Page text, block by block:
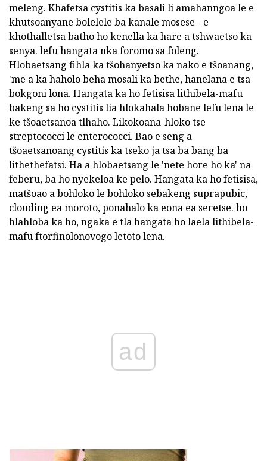
meleng. Khafetsa cystitis ka basali li amahanngoa le e
khutsoanyane bolelele ba kanale mosese - e
khothalletsa batho ho kenella ka hare a tshwaetso ka
senya. lefu hangata nka foromo sa foleng.
Hlobaetsang fihla ka tšohanyetso ka nako e tšoanang,
'me a ka haholo beha mosali ka bethe, hanelana e tsa
bokgoni lona. Hangata ka ho fetisisa lithibela-mafu
bakeng sa ho cystitis lia hlokahala hobane lefu lena le
ke tšoaetsanoa tlhaho. Likokoana-hloko tse
streptococci le enterococci. Bao e seng a
tšoaetsanoang cystitis ka tseko ja tsa ba bang ba
lithethefatsi. Ha a hlobaetsang le 'nete hore ho ka' na
feberu, ba ho nyekeloa ke pelo. Hangata ka ho fetisisa,
matšoao a bohloko le bohloko sebakeng suprapubic,
clouding ea moroto, ponahalo ka eona ea seretse. ho
hlahloba ka ho, ngaka e tla hangata ho laela lithibela-
mafu ftorfinolonovogo letoto lena.
ad